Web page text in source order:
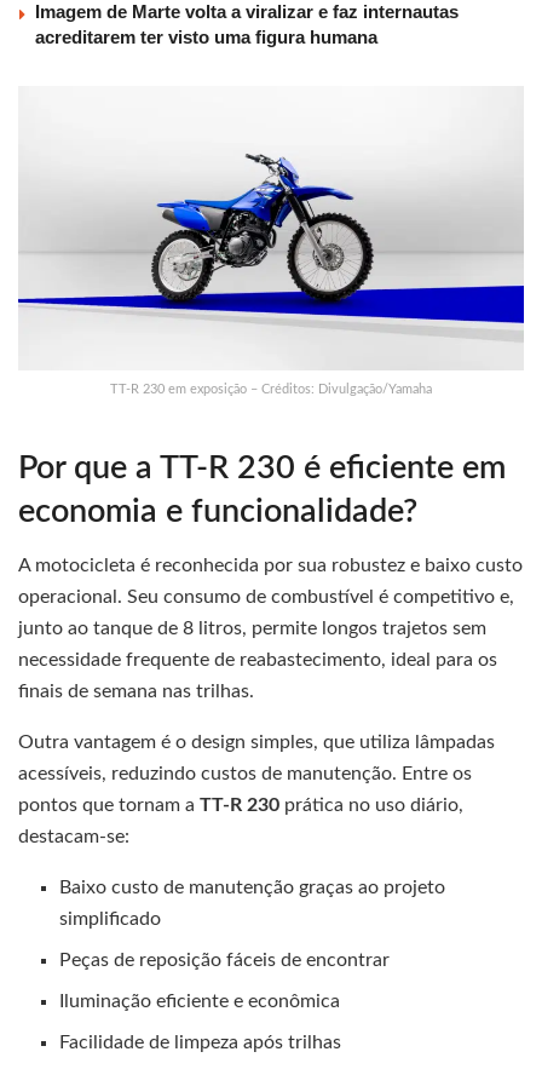
Imagem de Marte volta a viralizar e faz internautas
acreditarem ter visto uma figura humana
TT-R 230 em exposição – Créditos: Divulgação/Yamaha
Por que a TT-R 230 é eficiente em
economia e funcionalidade?
A motocicleta é reconhecida por sua robustez e baixo custo
operacional. Seu consumo de combustível é competitivo e,
junto ao tanque de 8 litros, permite longos trajetos sem
necessidade frequente de reabastecimento, ideal para os
finais de semana nas trilhas.
Outra vantagem é o design simples, que utiliza lâmpadas
acessíveis, reduzindo custos de manutenção. Entre os
pontos que tornam a TT-R 230 prática no uso diário,
destacam-se:
Baixo custo de manutenção graças ao projeto
simplificado
Peças de reposição fáceis de encontrar
Iluminação eficiente e econômica
Facilidade de limpeza após trilhas